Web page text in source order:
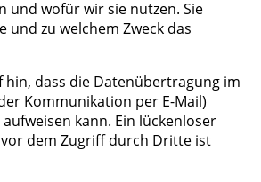
und wofür wir sie nutzen. Sie
und zu welchem Zweck das
hin, dass die Datenübertragung im
Kommunikation per E-Mail)
kann. Ein lückenloser
dem Zugriff durch Dritte ist